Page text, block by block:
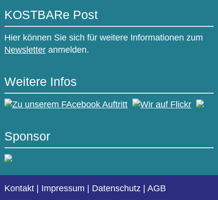
KOSTBARe Post
Hier können Sie sich für weitere Informationen zum
Newsletteranmelden.
Weitere Infos
Sponsor
Kontakt | Impressum | Datenschutz | AGB